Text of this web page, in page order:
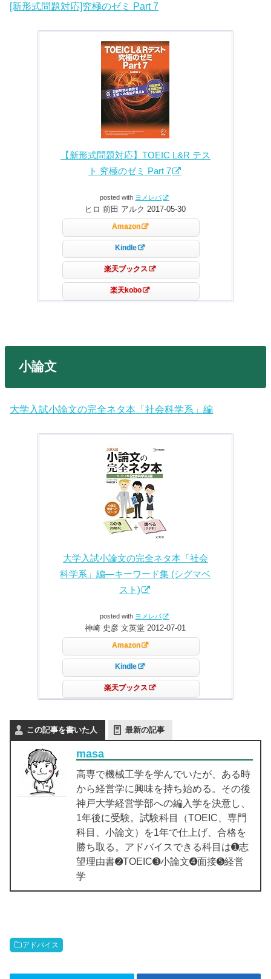
[新形式問題対応]究極のゼミ Part 7
【新形式問題対応】TOEIC L&R テス
ト 究極のゼミ Part 7
posted with ヨメレバ
ヒロ 前田 アルク 2017-05-30
Amazon
Kindle
楽天ブックス
楽天kobo
小論文
大学入試小論文の完全ネタ本「社会科学系」編
大学入試小論文の完全ネタ本「社会
科学系」編―キーワード集 (シグマベ
スト)
posted with ヨメレバ
神崎 史彦 文英堂 2012-07-01
Amazon
Kindle
楽天ブックス
この記事を書いた人 最新の記事
masa
高専で機械工学を学んでいたが、ある時
から経営学に興味を持ち始める。その後
神戸大学経営学部への編入学を決意し、
1年後に受験。試験科目（TOEIC、専門
科目、小論文）を1年で仕上げ、合格を
勝ち取る。アドバイスできる科目は➊志
望理由書➋TOEIC➌小論文➍面接➎経営
学
アドバイス